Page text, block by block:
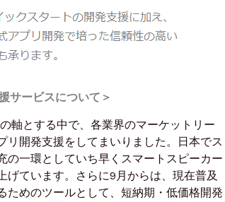
サービスについて＞
軸とする中で、各業界のマーケットリー
リ開発支援をしてまいりました。日本でス
の一環としていち早くスマートスピーカー
ています。さらに9月からは、現在普及
ためのツールとして、短納期・低価格開発